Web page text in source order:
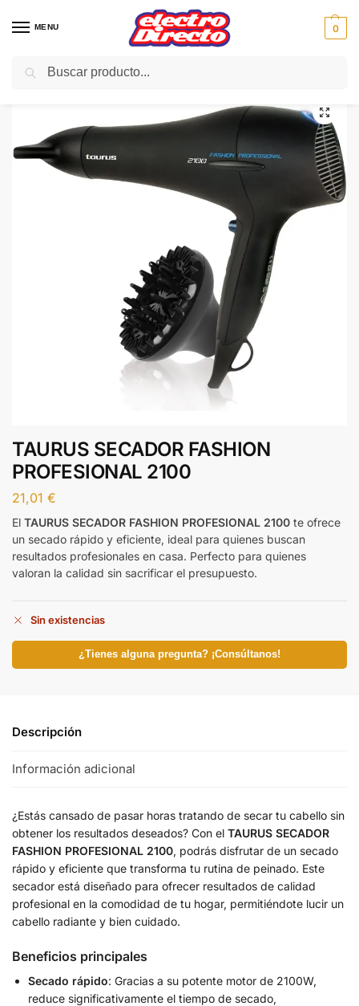
MENU 0
Inicio PAE / Hogar PAE
TAURUS SECADOR FASHION
PROFESIONAL 2100
21,01 €
El TAURUS SECADOR FASHION PROFESIONAL 2100 te ofrece
un secado rápido y eficiente, ideal para quienes buscan
resultados profesionales en casa. Perfecto para quienes
valoran la calidad sin sacrificar el presupuesto.
Sin existencias
¿Tienes alguna pregunta? ¡Consúltanos!
Descripción
Información adicional
¿Estás cansado de pasar horas tratando de secar tu cabello sin
obtener los resultados deseados? Con el TAURUS SECADOR
FASHION PROFESIONAL 2100, podrás disfrutar de un secado
rápido y eficiente que transforma tu rutina de peinado. Este
secador está diseñado para ofrecer resultados de calidad
profesional en la comodidad de tu hogar, permitiéndote lucir un
cabello radiante y bien cuidado.
Beneficios principales
Secado rápido: Gracias a su potente motor de 2100W,
reduce significativamente el tiempo de secado,